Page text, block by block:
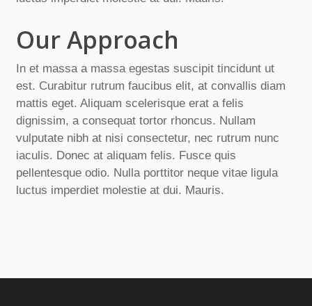
Our Approach
In et massa a massa egestas suscipit tincidunt ut
est. Curabitur rutrum faucibus elit, at convallis diam
mattis eget. Aliquam scelerisque erat a felis
dignissim, a consequat tortor rhoncus. Nullam
vulputate nibh at nisi consectetur, nec rutrum nunc
iaculis. Donec at aliquam felis. Fusce quis
pellentesque odio. Nulla porttitor neque vitae ligula
luctus imperdiet molestie at dui. Mauris.